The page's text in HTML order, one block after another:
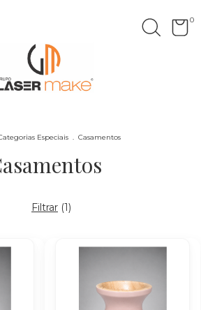
0
Especiais . Casamentos
Filtrar (1)